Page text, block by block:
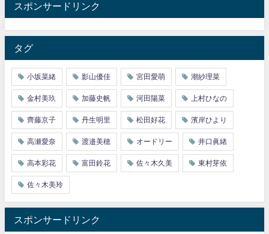
スポンサードリンク
タグ
小坂菜緒 影山優佳 宮田愛萌 潮紗理菜
金村美玖 加藤史帆 河田陽菜 上村ひなの
齊藤京子 丹生明里 松田好花 濱岸ひより
高瀬愛奈 渡邉美穂 オードリー 井口眞緒
高本彩花 富田鈴花 佐々木久美 東村芽依
佐々木美玲
スポンサードリンク